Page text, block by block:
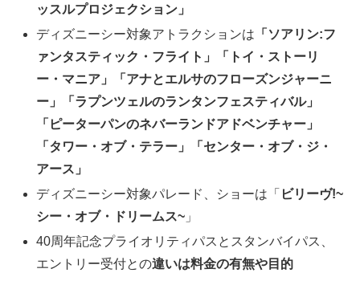
ッスルプロジェクション」
ディズニーシー対象アトラクションは 「ソアリン:フ
ァンタスティック・フライト」「トイ・ストーリ
ー・マニア」「アナとエルサのフローズンジャーニ
ー」「ラプンツェルのランタンフェスティバル」
「ピーターパンのネバーランドアドベンチャー」
「タワー・オブ・テラー」「センター・オブ・ジ・
アース」
ディズニーシー対象パレード、ショーは「 ビリーヴ!~
シー・オブ・ドリームス~ 」
40周年記念プライオリティパスとスタンバイパス、
エントリー受付との違いは料金の有無や目的